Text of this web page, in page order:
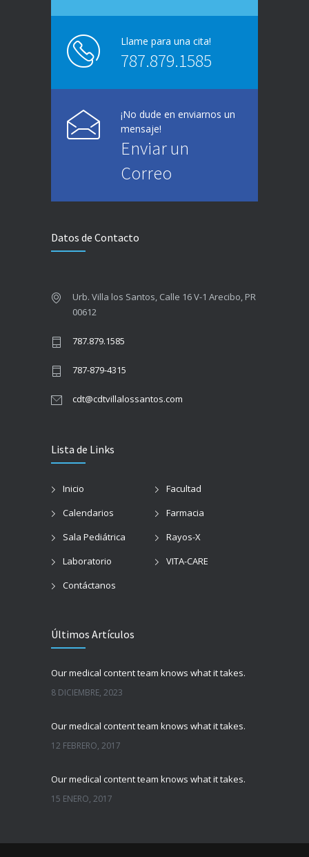
Llame para una cita!
787.879.1585
¡No dude en enviarnos un
mensaje!
Enviar un
Correo
Datos de Contacto
Urb. Villa los Santos, Calle 16 V-1 Arecibo, PR
00612
787.879.1585
787-879-4315
cdt@cdtvillalossantos.com
Lista de Links
Inicio
Facultad
Calendarios
Farmacia
Sala Pediátrica
Rayos-X
Laboratorio
VITA-CARE
Contáctanos
Últimos Artículos
Our medical content team knows what it takes.
8 DICIEMBRE, 2023
Our medical content team knows what it takes.
12 FEBRERO, 2017
Our medical content team knows what it takes.
15 ENERO, 2017